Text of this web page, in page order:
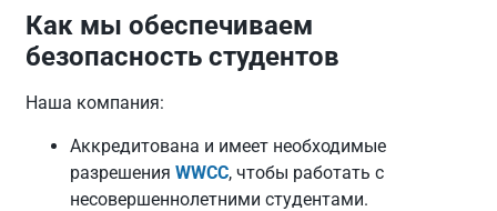
Как мы обеспечиваем
безопасность студентов
Наша компания:
Аккредитована и имеет необходимые
разрешенияWWCC, чтобы работать с
несовершеннолетними студентами.